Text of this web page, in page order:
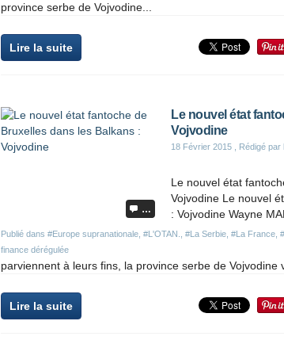
province serbe de Vojvodine...
Lire la suite
…
Le nouvel état
Vojvodine
18 Février 2015 , Rédigé
Publié dans #Europe supranationale #L'OTAN. #La Serbie #La France
finance dérégulée
Le nouvel état
Vojvodine Le nouvel
: Vojvodine Wayne
parviennent à leurs fins, la province serbe de Vojvodine
Lire la suite